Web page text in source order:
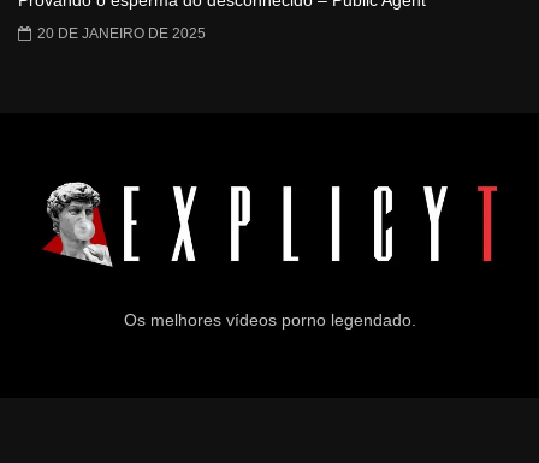
20 DE JANEIRO DE 2025
Os melhores vídeos porno legendado.